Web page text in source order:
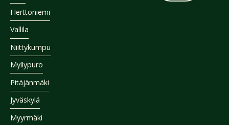
Herttoniemi
Vallila
Niittykumpu
Myllypuro
Pitäjänmäki
Jyväskylä
Myyrmäki